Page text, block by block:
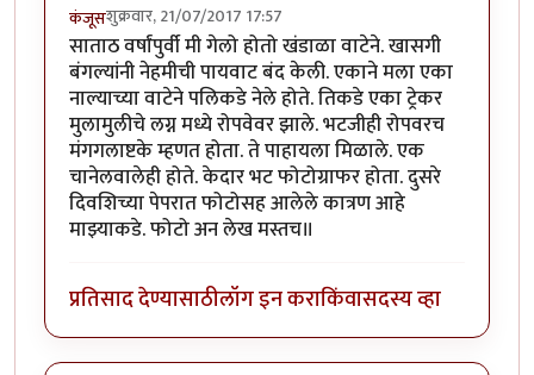
कंजूसशुक्रवार, 21/07/2017 17:57
साताठ वर्षांपुर्वी मी गेलो होतो खंडाळा वाटेने. खासगी
बंगल्यांनी नेहमीची पायवाट बंद केली. एकाने मला एका
नाल्याच्या वाटेने पलिकडे नेले होते. तिकडे एका ट्रेकर
मुलामुलीचे लग्न मध्ये रोपवेवर झाले. भटजीही रोपवरच
मंगगलाष्टके म्हणत होता. ते पाहायला मिळाले. एक
चानेलवालेही होते. केदार भट फोटोग्राफर होता. दुसरे
दिवशिच्या पेपरात फोटोसह आलेले कात्रण आहे
माझ्याकडे. फोटो अन लेख मस्तच॥
प्रतिसाद देण्यासाठीलॉग इन कराकिंवासदस्य व्हा